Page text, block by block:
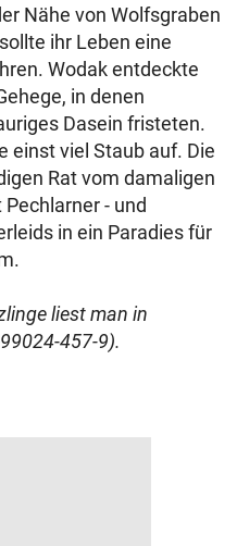
Nähe von Wolfsgraben
ihr Leben eine
Wodak entdeckte
in denen
Dasein fristeten.
einst viel Staub auf. Die
Rat vom damaligen
- und
in ein Paradies für
liest man in
457-9).